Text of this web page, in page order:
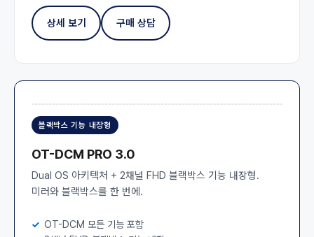
상세 보기 구매 상담
블랙박스 기능 내장형
OT-DCM PRO 3.0
Dual OS 아키텍처 + 2채널 FHD 블랙박스 기능 내장형.
미러와 블랙박스를 한 번에.
OT-DCM 모든 기능 포함